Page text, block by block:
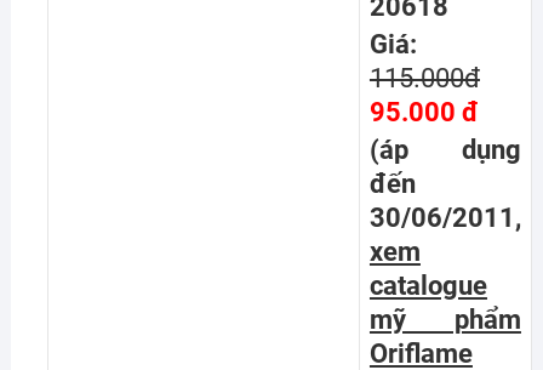
20618
Giá:
115.000đ
95.000 đ
(áp dụng
đến
30/06/2011,
xem
catalogue
mỹ phẩm
Oriflame